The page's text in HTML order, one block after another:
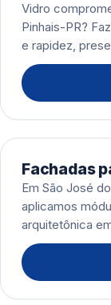
Vidro
Pinhais-PR?
e rapidez,
Fachadas
Em São José
aplicamos
arquitetônica